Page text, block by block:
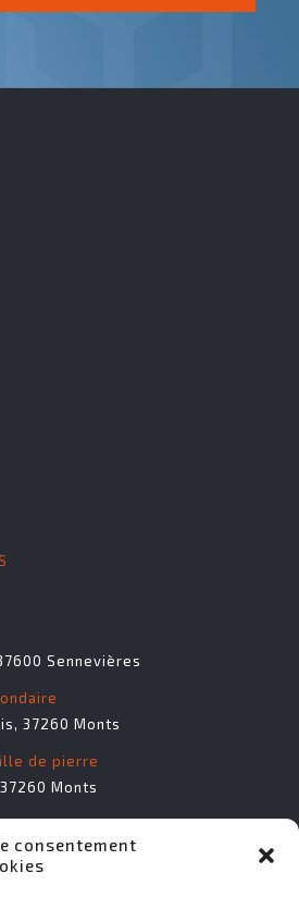
consentement
Sennevières
37260 Monts
de pierre
Monts